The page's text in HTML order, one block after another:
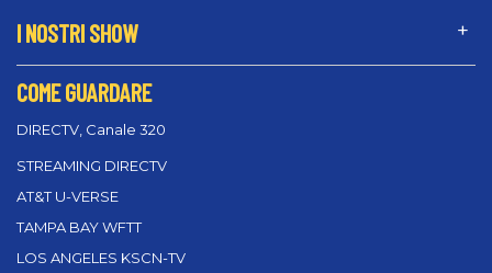
I NOSTRI SHOW
COME GUARDARE
DIRECTV, Canale 320
STREAMING DIRECTV
AT&T U-VERSE
TAMPA BAY WFTT
LOS ANGELES KSCN-TV